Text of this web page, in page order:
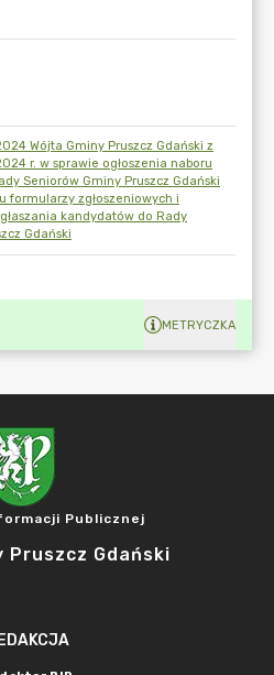
Wójta Gminy Pruszcz Gdański z
r. w sprawie ogłoszenia naboru
Seniorów Gminy Pruszcz Gdański
formularzy zgłoszeniowych i
kandydatów do Rady
Gdański
METRYCZKA
Publicznej
Pruszcz Gdański